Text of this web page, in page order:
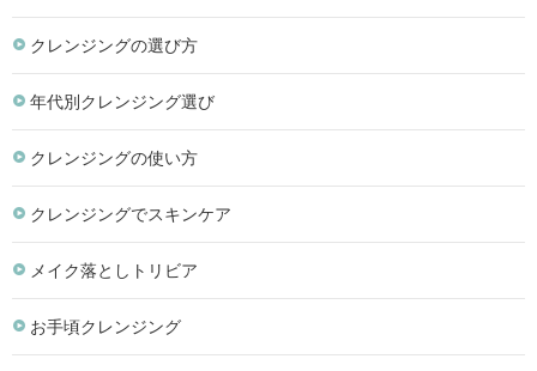
クレンジングの選び方
年代別クレンジング選び
クレンジングの使い方
クレンジングでスキンケア
メイク落としトリビア
お手頃クレンジング